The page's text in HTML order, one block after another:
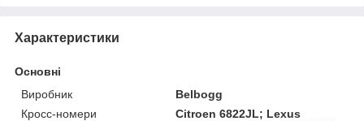
Характеристики
Основні
Виробник
Belbogg
Кросс-номери
Citroen 6822JL; Lexus